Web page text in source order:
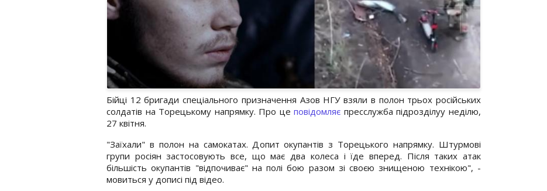
Бійці 12 бригади спеціального призначення Азов НГУ взяли в полон трьох російських
солдатів на Торецькому напрямку. Про цеповідомляє пресслужба підрозділуу неділю,
27 квітня.
"Заїхали" в полон на самокатах. Допит окупантів з Торецького напрямку. Штурмові
групи росіян застосовують все, що має два колеса і їде вперед. Після таких атак
більшість окупантів "відпочиває" на полі бою разом зі своєю знищеною технікою", -
мовиться у дописі під відео.